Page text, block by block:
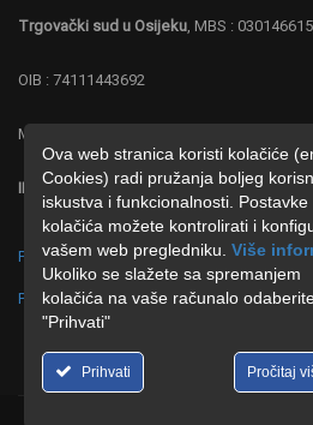
Trgovački sud u Osijeku, MBS :
OIB : 74111443692
MB : 4219287
IBAN : HR 0323600001102677886 ZABA
Politika o postupanju s kolačićima
Politika o zaštiti privatnosti
Ova web stranica koristi kolačiće
Cookies) radi pružanja boljeg
iskustva i funkcionalnosti. Postavke
kolačića možete kontrolirati i
vašem web pregledniku. Više
Ukoliko se slažete sa spremanjem
kolačića na vaše računalo
"Prihvati"
Prihvati Pročitaj